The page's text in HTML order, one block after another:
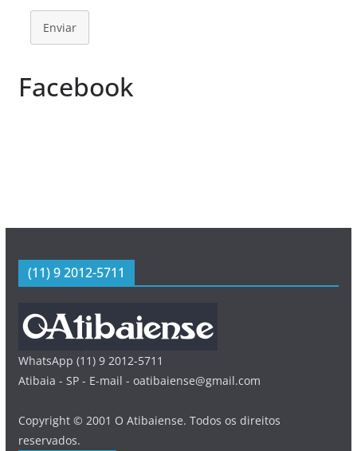
Enviar
Facebook
(11) 9 2012-5711
WhatsApp (11) 9 2012-5711
Atibaia - SP - E-mail - oatibaiense@gmail.com
Copyright © 2001 O Atibaiense. Todos os direitos
reservados.